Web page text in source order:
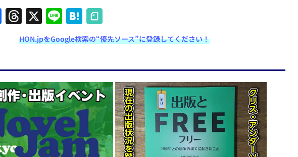
F
e
b
o
o
k
T
h
re
a
d
s
X Li
n
e
H
at
e
n
a
HON.jpをGoogle検索の“優先ソース”に登録してください！